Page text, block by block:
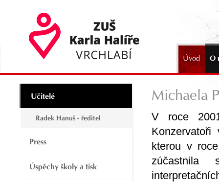
Úvod O
Učitelé
Radek Hanuš - ředitel
Press
Úspěchy školy a tisk
Michaela
V roce
kterou v
zúčastnila